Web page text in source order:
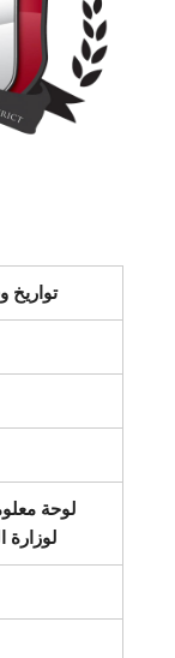
تواريخ
لوحة
لوزارة